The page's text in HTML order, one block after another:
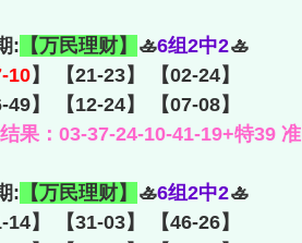
: 【万民理财】 🚣6组2中2🚣
10】 【21-23】 【02-24】
49】 【12-24】 【07-08】
果：03-37-24-10-41-19+特39 准
: 【万民理财】 🚣6组2中2🚣
14】 【31-03】 【46-26】